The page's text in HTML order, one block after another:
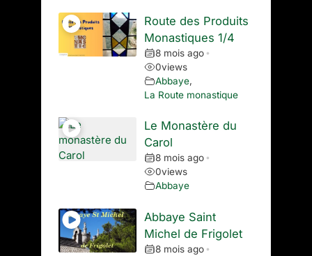
Route des Produits
Monastiques 1/4
8 mois ago •
0views
Abbaye,
La Route monastique
Le Monastère du
Carol
8 mois ago •
0views
Abbaye
Abbaye Saint
Michel de Frigolet
8 mois ago •